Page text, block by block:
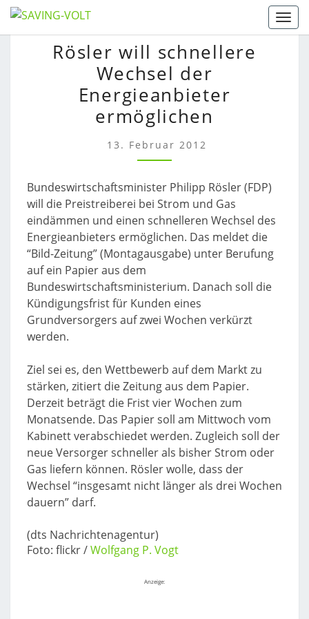
Skip
to
RÖSLER
WILL
SCHNELLERE
WECHSEL
DER
ENERGIEANBIETER
Rösler will schnellere
Wechsel der
Energieanbieter
ermöglichen
13. Februar 2012
Bundeswirtschaftsminister Philipp Rösler (FDP)
will die Preistreiberei bei Strom und Gas
eindämmen und einen schnelleren Wechsel des
Energieanbieters ermöglichen. Das meldet die
“Bild-Zeitung” (Montagausgabe) unter Berufung
auf ein Papier aus dem
Bundeswirtschaftsministerium. Danach soll die
Kündigungsfrist für Kunden eines
Grundversorgers auf zwei Wochen verkürzt
werden.
Ziel sei es, den Wettbewerb auf dem Markt zu
stärken, zitiert die Zeitung aus dem Papier.
Derzeit beträgt die Frist vier Wochen zum
Monatsende. Das Papier soll am Mittwoch vom
Kabinett verabschiedet werden. Zugleich soll der
neue Versorger schneller als bisher Strom oder
Gas liefern können. Rösler wolle, dass der
Wechsel “insgesamt nicht länger als drei Wochen
dauern” darf.
(dts Nachrichtenagentur)
Foto: flickr /Wolfgang P. Vogt
Anzeige: